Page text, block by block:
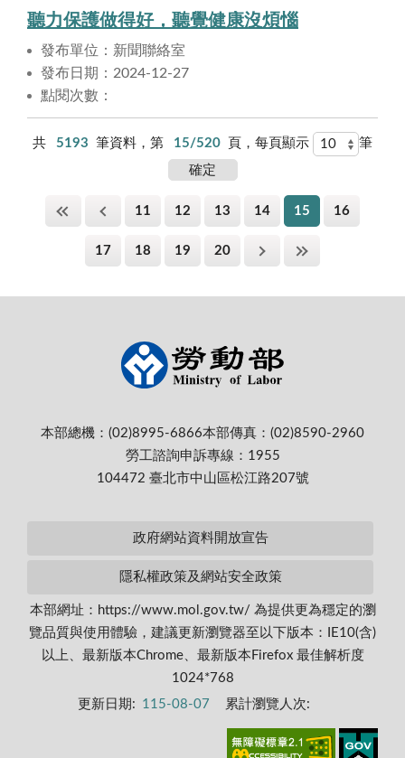
聽力保護做得好，聽覺健康沒煩惱
發布單位：新聞聯絡室
發布日期：2024-12-27
點閱次數：
共 5193 筆資料，第 15/520 頁，每頁顯示 筆
11 12 13 14 15 16
17 18 19 20
本部總機：(02)8995-6866本部傳真：(02)8590-2960
勞工諮詢申訴專線：1955
104472 臺北市中山區松江路207號
政府網站資料開放宣告
隱私權政策及網站安全政策
本部網址：https://www.mol.gov.tw/ 為提供更為穩定的瀏
覽品質與使用體驗，建議更新瀏覽器至以下版本：IE10(含)
以上、最新版本Chrome、最新版本Firefox 最佳解析度
1024*768
更新日期: 115-08-07 累計瀏覽人次: